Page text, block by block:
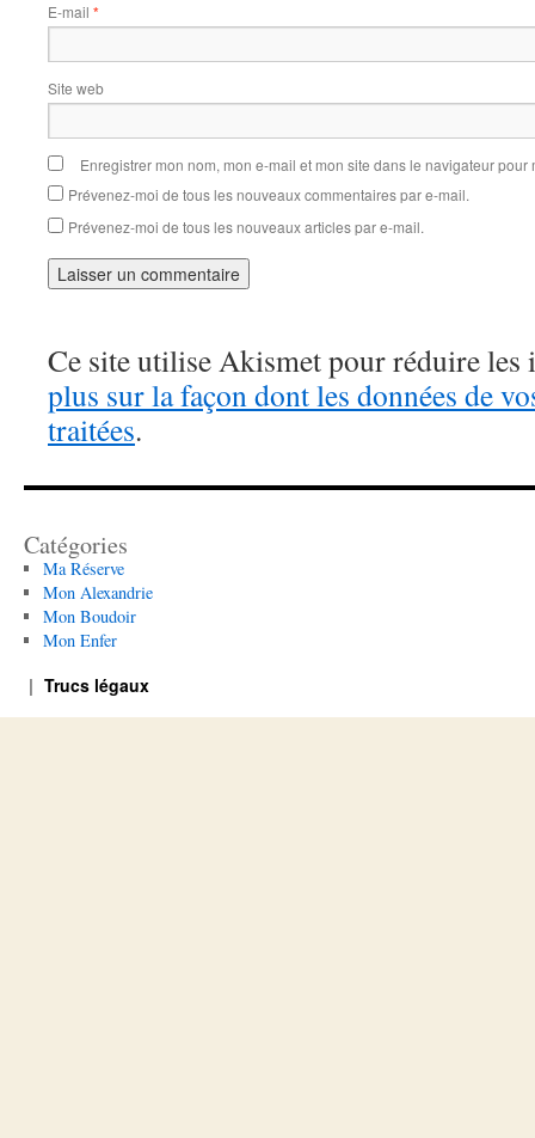
E-mail *
Site web
Enregistrer mon nom, mon e-mail et mon site dans le navigateur
Prévenez-moi de tous les nouveaux commentaires par e-mail.
Prévenez-moi de tous les nouveaux articles par e-mail.
Ce site utilise Akismet pour réduire les
plus sur la façon dont les données de
traitées.
Catégories
Ma Réserve
Mon Alexandrie
Mon Boudoir
Mon Enfer
Trucs légaux